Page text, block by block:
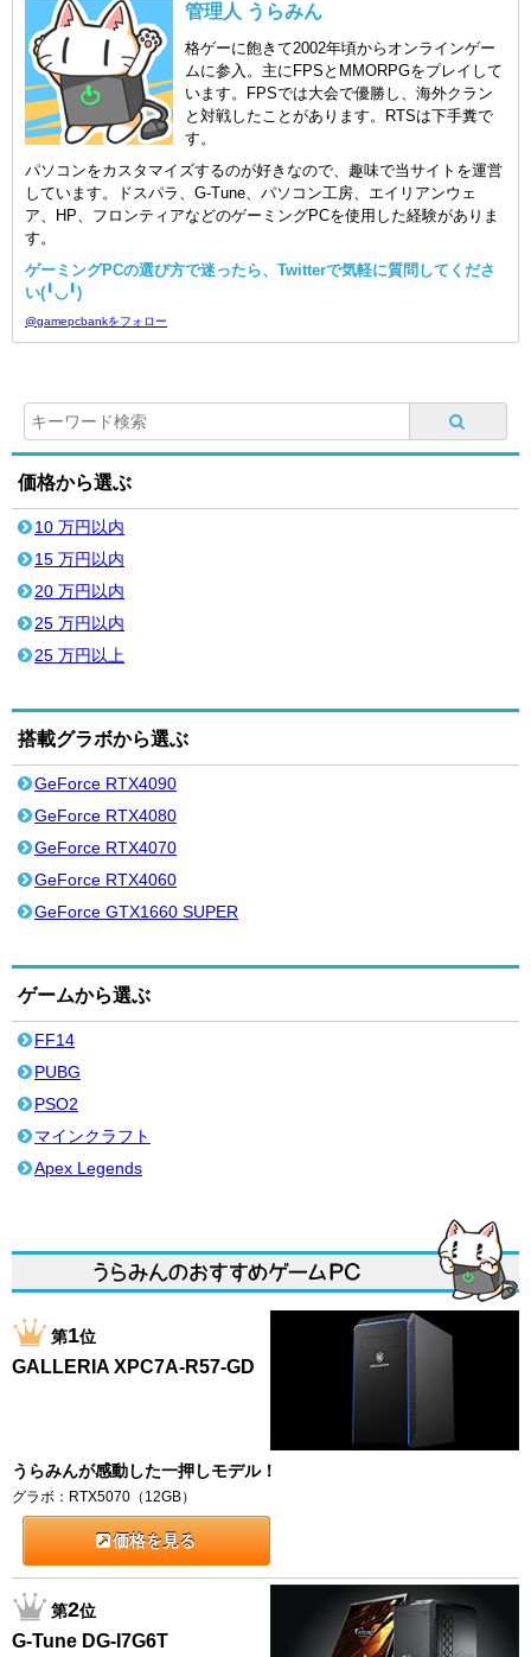
管理人 うらみん
格ゲーに飽きて2002年頃からオンラインゲー
ムに参入。主にFPSとMMORPGをプレイして
います。FPSでは大会で優勝し、海外クラン
と対戦したことがあります。RTSは下手糞で
す。
パソコンをカスタマイズするのが好きなので、趣味で当サイトを運営
しています。ドスパラ、G-Tune、パソコン工房、エイリアンウェ
ア、HP、フロンティアなどのゲーミングPCを使用した経験がありま
す。
ゲーミングPCの選び方で迷ったら、Twitterで気軽に質問してくださ
い(╹◡╹)
@gamepcbankをフォロー
価格から選ぶ
10 万円以内
15 万円以内
20 万円以内
25 万円以内
25 万円以上
搭載グラボから選ぶ
GeForce RTX4090
GeForce RTX4080
GeForce RTX4070
GeForce RTX4060
GeForce GTX1660 SUPER
ゲームから選ぶ
FF14
PUBG
PSO2
マインクラフト
Apex Legends
第1位
GALLERIA XPC7A-R57-GD
うらみんが感動した一押しモデル！
グラボ：RTX5070（12GB）
価格を見る
第2位
G-Tune DG-I7G6T